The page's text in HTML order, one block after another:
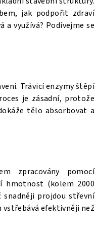
jak podpořit zdraví
využívá? Podívejme se
Trávicí enzymy štěpí
je zásadní, protože
tělo absorbovat a
zpracovány pomocí
hmotnost (kolem 2000
projdou střevní
vstřebává efektivněji než